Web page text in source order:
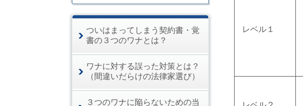
レベル１
ついはまってしまう契約書・覚
書の３つのワナとは？
ワナに対する誤った対策とは？
（間違いだらけの法律家選び）
３つのワナに陥らないための当